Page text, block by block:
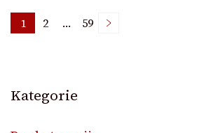
Nawigacja
wpisach
Page
1 Page
2 … Page
59
Kategorie